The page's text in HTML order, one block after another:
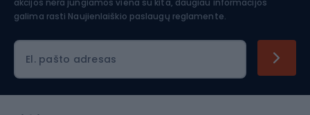
akcijos nėra jungiamos viena su kita, daugiau informacijos
galima rasti Naujienlaiškio paslaugų reglamente.
El. pašto adresas